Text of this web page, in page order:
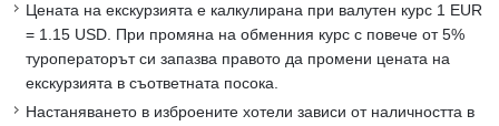
Цената на екскурзията е калкулирана при валутен курс 1 EUR
= 1.15 USD. При промяна на обменния курс с повече от 5%
туроператорът си запазва правото да промени цената на
екскурзията в съответната посока.
Настаняването в изброените хотели зависи от наличността в